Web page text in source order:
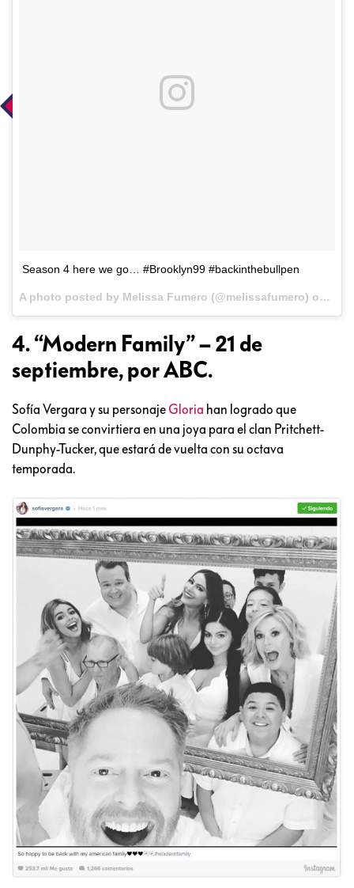
Season 4 here we go… #Brooklyn99 #backinthebullpen
A photo posted by Melissa Fumero (@melissafumero) on
4. “Modern Family” – 21 de
septiembre, por ABC.
Sofía Vergara y su personaje Gloria han logrado que
Colombia se convirtiera en una joya para el clan Pritchett-
Dunphy-Tucker, que estará de vuelta con su octava
temporada.